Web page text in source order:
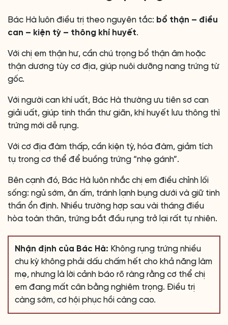
Bác Hà luôn điều trị theo nguyên tắc: bổ thận – điều
can – kiện tỳ – thông khí huyết.
Với chị em thận hư, cần chú trọng bổ thận âm hoặc
thận dương tùy cơ địa, giúp nuôi dưỡng nang trứng từ
gốc.
Với người can khí uất, Bác Hà thường ưu tiên sơ can
giải uất, giúp tinh thần thư giãn, khí huyết lưu thông thì
trứng mới dễ rụng.
Với cơ địa đàm thấp, cần kiện tỳ, hóa đàm, giảm tích
tụ trong cơ thể để buồng trứng “nhẹ gánh”.
Bên cạnh đó, Bác Hà luôn nhắc chị em điều chỉnh lối
sống: ngủ sớm, ăn ấm, tránh lạnh bụng dưới và giữ tinh
thần ổn định. Nhiều trường hợp sau vài tháng điều
hòa toàn thân, trứng bắt đầu rụng trở lại rất tự nhiên.
Nhận định của Bác Hà: Không rụng trứng nhiều
chu kỳ không phải dấu chấm hết cho khả năng làm
mẹ, nhưng là lời cảnh báo rõ ràng rằng cơ thể chị
em đang mất cân bằng nghiêm trọng. Điều trị
càng sớm, cơ hội phục hồi càng cao.